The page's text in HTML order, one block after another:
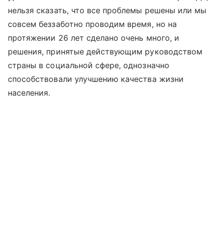
нельзя сказать, что все проблемы решены или мы
совсем беззаботно проводим время, но на
протяжении 26 лет сделано очень много, и
решения, принятые действующим руководством
страны в социальной сфере, однозначно
способствовали улучшению качества жизни
населения.